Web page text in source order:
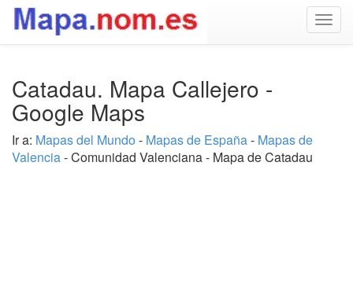
Catadau. Mapa Callejero -
Google Maps
Ir a: Mapas del Mundo - Mapas de España- Mapas de
Valencia- Comunidad Valenciana - Mapa de Catadau